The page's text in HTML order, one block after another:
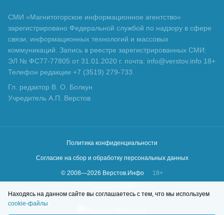
СМИ «Магнитогорское информационное агентство»
зарегистрировано Федеральной службой по надзору в сфере
связи, информационных технологий и массовых
коммуникаций. Запись в реестре зарегистрированных СМИ:
ЭЛ № ФС77-77805 от 31.01.2020 г. почта: info@verstov.info 18+
Телефон редакции +7 (3519) 279-733
Гл. редактор В. О. Болкун
Учредитель А.П. Верстов
Политика конфиденциальности
Согласие на сбор и обработку персональных данных
© 2008—2026 Верстов.Инфо
18+
Находясь на данном сайте вы соглашаетесь с тем, что мы используем
cookie-файлы